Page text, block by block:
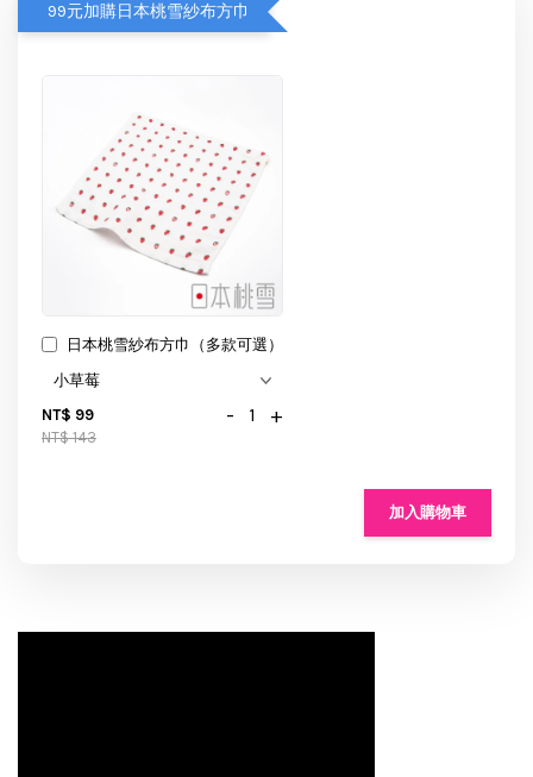
99元加購日本桃雪紗布方巾
日本桃雪紗布方巾（多款可選）
NT$ 99
NT$ 143
- +
加入購物車